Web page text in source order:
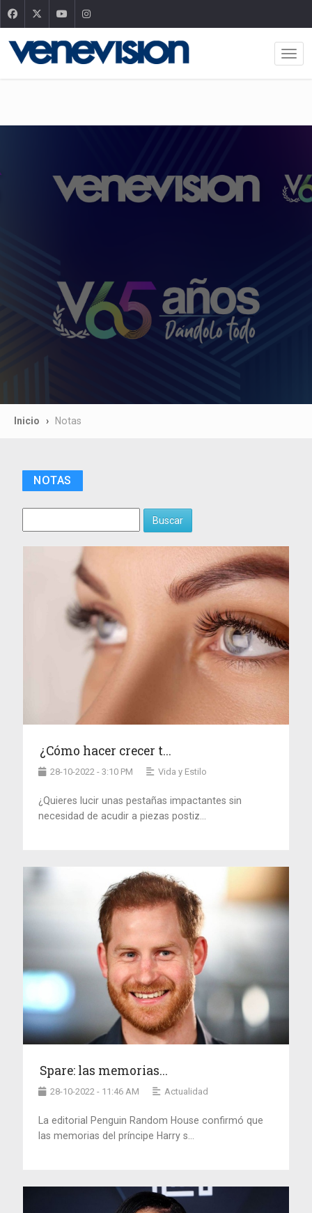
Inicio Notas
NOTAS
Buscar
¿Cómo hacer crecer t...
28-10-2022 - 3:10 PM Vida y Estilo
¿Quieres lucir unas pestañas impactantes sin
necesidad de acudir a piezas postiz...
Spare: las memorias...
28-10-2022 - 11:46 AM Actualidad
La editorial Penguin Random House confirmó que
las memorias del príncipe Harry s...